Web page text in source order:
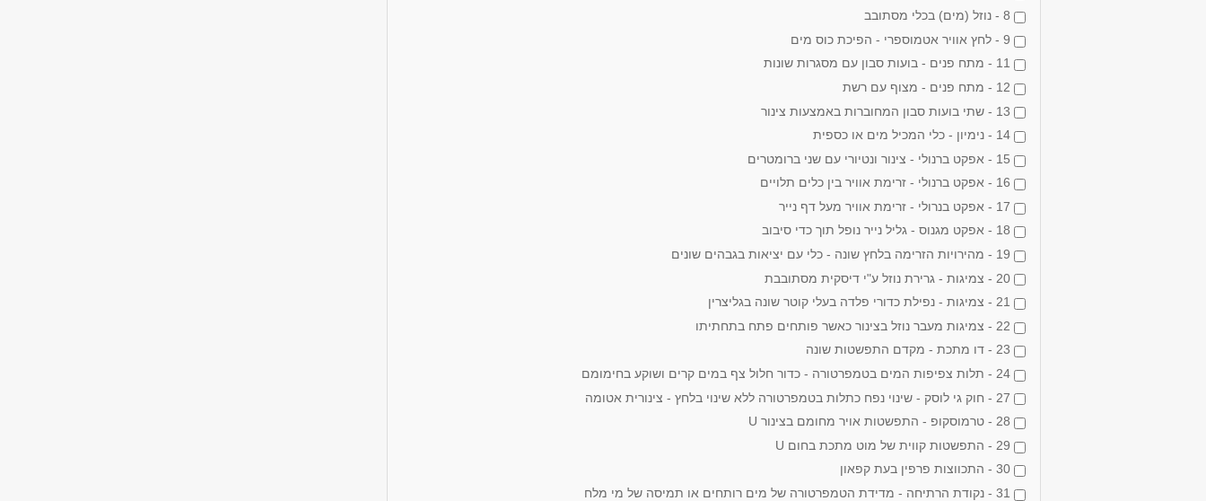
8 - נוזל (מים) בכלי מסתובב
9 - לחץ אוויר אטמוספרי - הפיכת כוס מים
11 - מתח פנים - בועות סבון עם מסגרות שונות
12 - מתח פנים - מצוף עם רשת
13 - שתי בועות סבון המחוברות באמצעות צינור
14 - נימיון - כלי המכיל מים או כספית
15 - אפקט ברנולי - צינור ונטיורי עם שני ברומטרים
16 - אפקט ברנולי - זרימת אוויר בין כלים תלויים
17 - אפקט בנרולי - זרימת אוויר מעל דף נייר
18 - אפקט מגנוס - גליל נייר נופל תוך כדי סיבוב
19 - מהירויות הזרימה בלחץ שונה - כלי עם יציאות בגבהים שונים
20 - צמיגות - גרירת נוזל ע"י דיסקית מסתובבת
21 - צמיגות - נפילת כדורי פלדה בעלי קוטר שונה בגליצרין
22 - צמיגות מעבר נוזל בצינור כאשר פותחים פתח בתחתיתו
23 - דו מתכת - מקדם התפשטות שונה
24 - תלות צפיפות המים בטמפרטורה - כדור חלול צף במים קרים ושוקע בחימומם
27 - חוק גי לוסק - שינוי נפח כתלות בטמפרטורה ללא שינוי בלחץ - צינורית אטומה
28 - טרמוסקופ - התפשטות אויר מחומם בצינור U
29 - התפשטות קווית של מוט מתכת בחום U
30 - התכווצות פרפין בעת קפאון
31 - נקודת הרתיחה - מדידת הטמפרטורה של מים רותחים או תמיסה של מי מלח